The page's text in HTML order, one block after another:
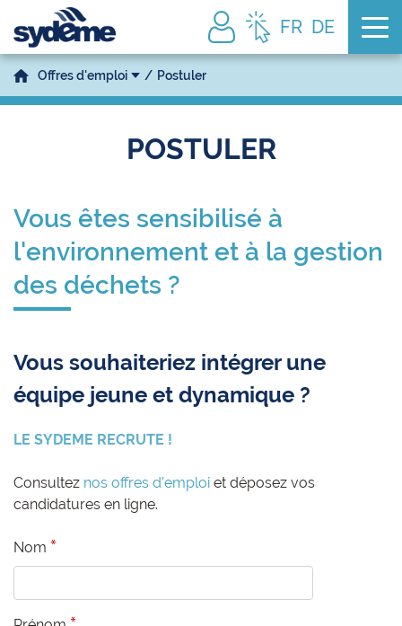
FR DE
Offres d'emploi Postuler
POSTULER
Vous êtes sensibilisé à
l'environnement et à la gestion
des déchets ?
Vous souhaiteriez intégrer une
équipe jeune et dynamique ?
LE SYDEME RECRUTE !
Consultez nos offres d'emploi et déposez vos
candidatures en ligne.
Nom